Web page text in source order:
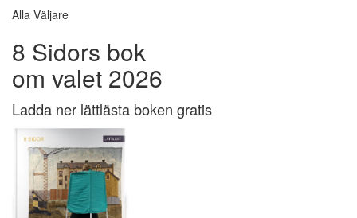
Alla Väljare
8 Sidors bok
om valet 2026
Ladda ner lättlästa boken gratis